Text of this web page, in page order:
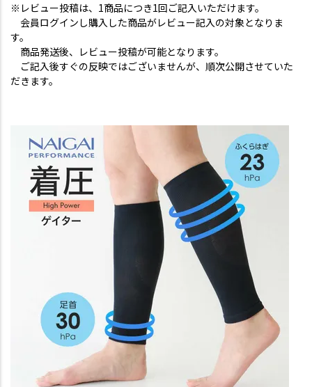
※レビュー投稿は、1商品につき1回ご記入いただけます。
会員ログインし購入した商品がレビュー記入の対象となりま
す。
商品発送後、レビュー投稿が可能となります。
ご記入後すぐの反映ではございませんが、順次公開させていた
だきます。